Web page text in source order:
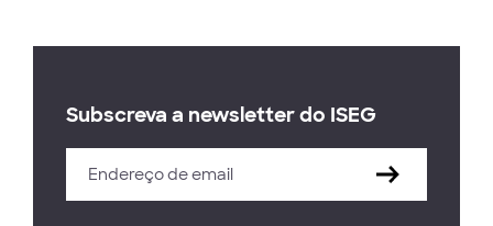
Subscreva a newsletter do ISEG